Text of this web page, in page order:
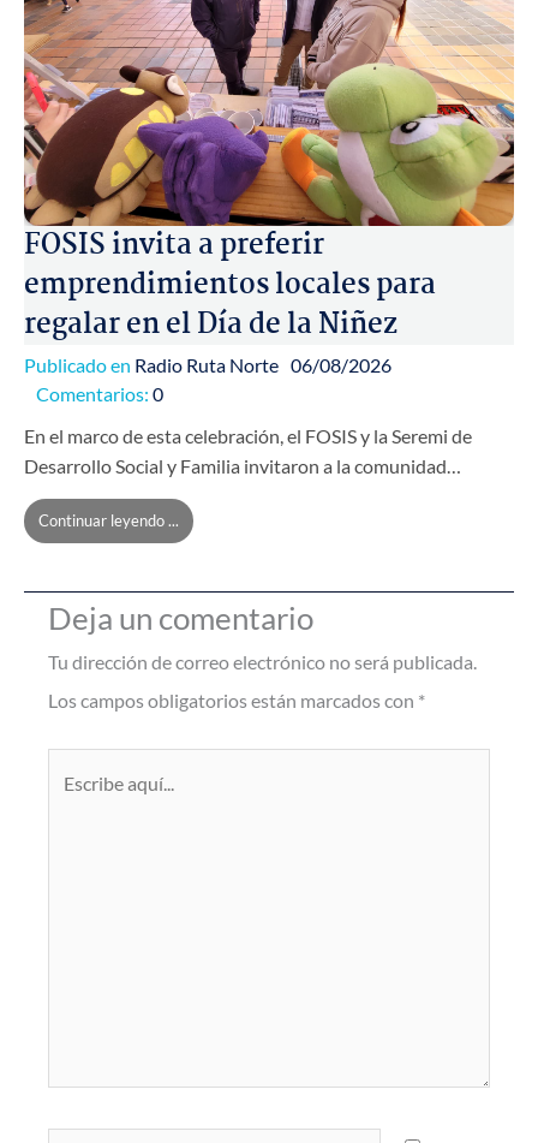
FOSIS invita a preferir
emprendimientos locales para
regalar en el Día de la Niñez
Publicado en Radio Ruta Norte 06/08/2026
Comentarios: 0
En el marco de esta celebración, el FOSIS y la Seremi de
Desarrollo Social y Familia invitaron a la comunidad…
Continuar leyendo ...
Deja un comentario
Tu dirección de correo electrónico no será publicada.
Los campos obligatorios están marcados con *